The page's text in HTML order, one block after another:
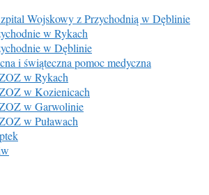
Wojskowy z Przychodnią w Dęblinie
w Rykach
w Dęblinie
i świąteczna pomoc medyczna
w Rykach
w Kozienicach
w Garwolinie
w Puławach